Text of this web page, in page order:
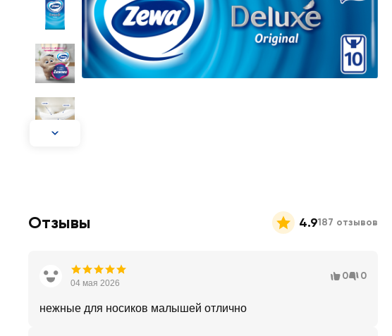
Отзывы 4.9187 отзывов
04 мая 2026
0 0
нежные для носиков малышей отлично